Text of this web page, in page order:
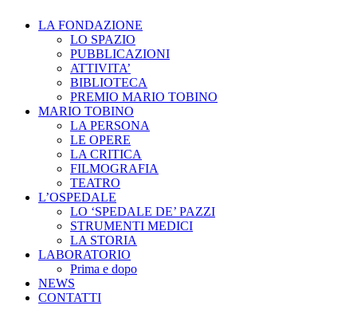
LA FONDAZIONE
LO SPAZIO
PUBBLICAZIONI
ATTIVITA’
BIBLIOTECA
PREMIO MARIO TOBINO
MARIO TOBINO
LA PERSONA
LE OPERE
LA CRITICA
FILMOGRAFIA
TEATRO
L’OSPEDALE
LO ‘SPEDALE DE’ PAZZI
STRUMENTI MEDICI
LA STORIA
LABORATORIO
Prima e dopo
NEWS
CONTATTI